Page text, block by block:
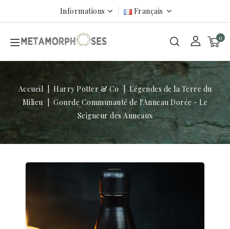
Informations Français
0
Accueil Harry Potter & Co
Légendes de la Terre du
Milieu
Gourde Communauté de l'Anneau Dorée - Le
Seigneur des Anneaux